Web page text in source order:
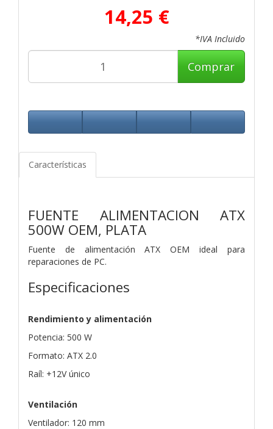
14,25 €
*IVA Incluido
Comprar
Características
FUENTE ALIMENTACION ATX
500W OEM, PLATA
Fuente de alimentación ATX OEM ideal para
reparaciones de PC.
Especificaciones
Rendimiento y alimentación
Potencia: 500 W
Formato: ATX 2.0
Raíl: +12V único
Ventilación
Ventilador: 120 mm